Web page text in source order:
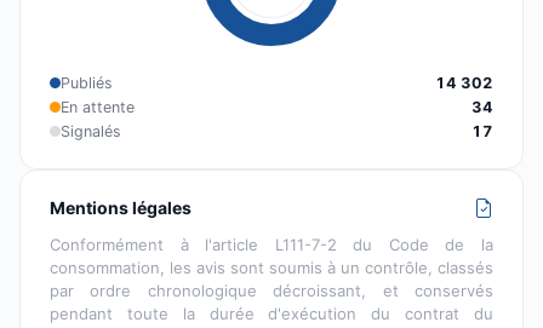
Publiés
14 302
En attente
34
Signalés
17
Mentions légales
Conformément à l'article L111-7-2 du Code de la
consommation, les avis sont soumis à un contrôle, classés
par ordre chronologique décroissant, et conservés
pendant toute la durée d'exécution du contrat du